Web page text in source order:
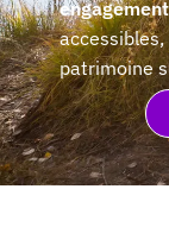
engagement
patrimoine